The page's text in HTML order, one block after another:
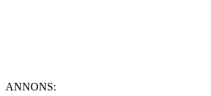
ANNONS: